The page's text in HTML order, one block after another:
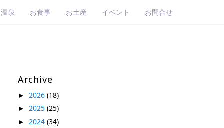
泉 お食事 お土産 イベント お問合せ
Archive
► 2026 (18)
► 2025 (25)
► 2024 (34)